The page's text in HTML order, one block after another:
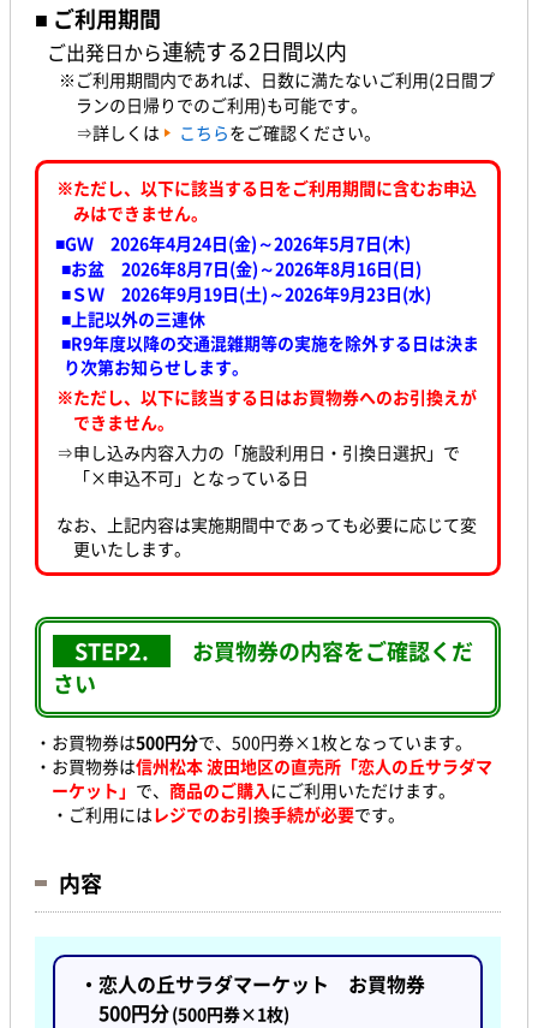
■ ご利用期間
ご出発日から連続する2日間以内
※ご利用期間内であれば、日数に満たないご利用(2日間プ
ランの日帰りでのご利用)も可能です。
⇒詳しくは
こちらをご確認ください。
※ただし、以下に該当する日をご利用期間に含むお申込
みはできません。
■GＷ 2026年4月24日(金)～2026年5月7日(木)
■お盆 2026年8月7日(金)～2026年8月16日(日)
■ＳＷ 2026年9月19日(土)～2026年9月23日(水)
■上記以外の三連休
■R9年度以降の交通混雑期等の実施を除外する日は決ま
り次第お知らせします。
※ただし、以下に該当する日はお買物券へのお引換えが
できません。
⇒申し込み内容入力の「施設利用日・引換日選択」で
「×申込不可」となっている日
なお、上記内容は実施期間中であっても必要に応じて変
更いたします。
STEP2.
お買物券の内容をご確認くだ
さい
・お買物券は500円分で、 500円券×1枚となっています。
・お買物券は信州松本 波田地区の直売所「恋人の丘サラダマ
ーケット 」 で、 商品のご購入にご利用いただけます。
・ご利用にはレジでのお引換手続が必要です。
内容
・恋人の丘サラダマーケット お買物券
500円分(500円券×1枚)